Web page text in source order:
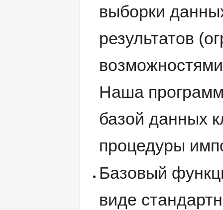
выборки
результатов
Наша
базой данных
процедуры
Базовый
виде